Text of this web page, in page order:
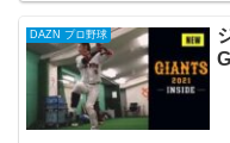
DAZN プロ野球